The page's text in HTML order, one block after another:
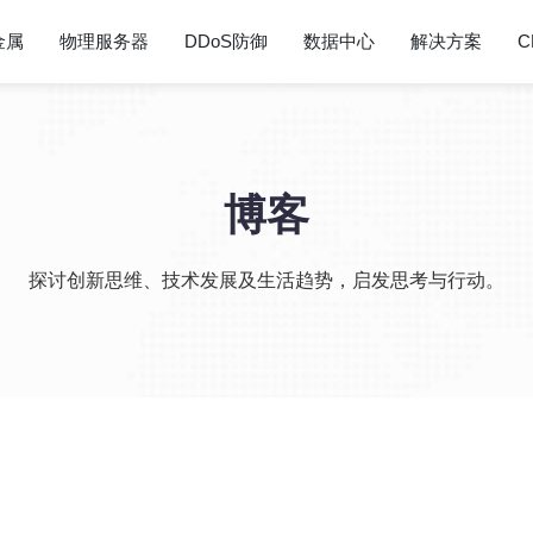
属 物理服务器 DDoS防御 数据中心 解决方案
博客
探讨创新思维、技术发展及生活趋势，启发思考与行动。